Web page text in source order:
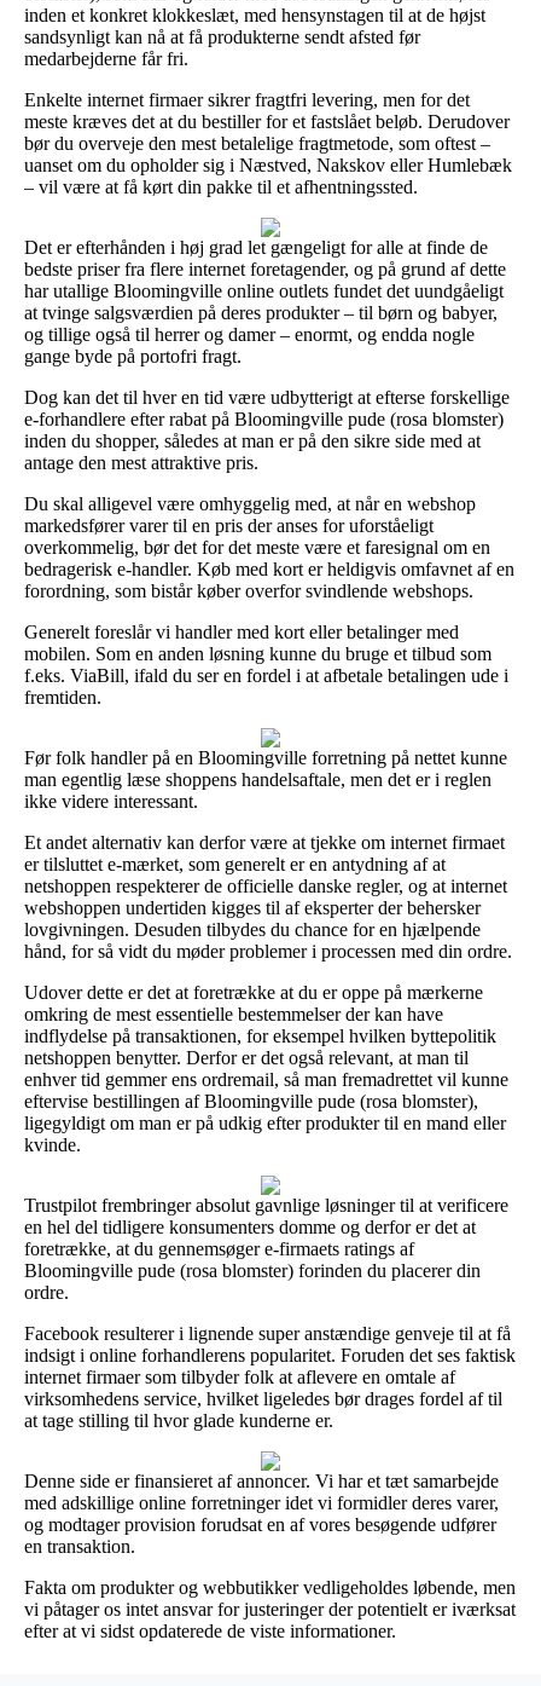
inden et konkret klokkeslæt, med hensynstagen til at de højst
sandsynligt kan nå at få produkterne sendt afsted før
medarbejderne får fri.
Enkelte internet firmaer sikrer fragtfri levering, men for det
meste kræves det at du bestiller for et fastslået beløb. Derudover
bør du overveje den mest betalelige fragtmetode, som oftest –
uanset om du opholder sig i Næstved, Nakskov eller Humlebæk
– vil være at få kørt din pakke til et afhentningssted.
Det er efterhånden i høj grad let gængeligt for alle at finde de
bedste priser fra flere internet foretagender, og på grund af dette
har utallige Bloomingville online outlets fundet det uundgåeligt
at tvinge salgsværdien på deres produkter – til børn og babyer,
og tillige også til herrer og damer – enormt, og endda nogle
gange byde på portofri fragt.
Dog kan det til hver en tid være udbytterigt at efterse forskellige
e-forhandlere efter rabat på Bloomingville pude (rosa blomster)
inden du shopper, således at man er på den sikre side med at
antage den mest attraktive pris.
Du skal alligevel være omhyggelig med, at når en webshop
markedsfører varer til en pris der anses for uforståeligt
overkommelig, bør det for det meste være et faresignal om en
bedragerisk e-handler. Køb med kort er heldigvis omfavnet af en
forordning, som bistår køber overfor svindlende webshops.
Generelt foreslår vi handler med kort eller betalinger med
mobilen. Som en anden løsning kunne du bruge et tilbud som
f.eks. ViaBill, ifald du ser en fordel i at afbetale betalingen ude i
fremtiden.
Før folk handler på en Bloomingville forretning på nettet kunne
man egentlig læse shoppens handelsaftale, men det er i reglen
ikke videre interessant.
Et andet alternativ kan derfor være at tjekke om internet firmaet
er tilsluttet e-mærket, som generelt er en antydning af at
netshoppen respekterer de officielle danske regler, og at internet
webshoppen undertiden kigges til af eksperter der behersker
lovgivningen. Desuden tilbydes du chance for en hjælpende
hånd, for så vidt du møder problemer i processen med din ordre.
Udover dette er det at foretrække at du er oppe på mærkerne
omkring de mest essentielle bestemmelser der kan have
indflydelse på transaktionen, for eksempel hvilken byttepolitik
netshoppen benytter. Derfor er det også relevant, at man til
enhver tid gemmer ens ordremail, så man fremadrettet vil kunne
eftervise bestillingen af Bloomingville pude (rosa blomster),
ligegyldigt om man er på udkig efter produkter til en mand eller
kvinde.
Trustpilot frembringer absolut gavnlige løsninger til at verificere
en hel del tidligere konsumenters domme og derfor er det at
foretrække, at du gennemsøger e-firmaets ratings af
Bloomingville pude (rosa blomster) forinden du placerer din
ordre.
Facebook resulterer i lignende super anstændige genveje til at få
indsigt i online forhandlerens popularitet. Foruden det ses faktisk
internet firmaer som tilbyder folk at aflevere en omtale af
virksomhedens service, hvilket ligeledes bør drages fordel af til
at tage stilling til hvor glade kunderne er.
Denne side er finansieret af annoncer. Vi har et tæt samarbejde
med adskillige online forretninger idet vi formidler deres varer,
og modtager provision forudsat en af vores besøgende udfører
en transaktion.
Fakta om produkter og webbutikker vedligeholdes løbende, men
vi påtager os intet ansvar for justeringer der potentielt er iværksat
efter at vi sidst opdaterede de viste informationer.